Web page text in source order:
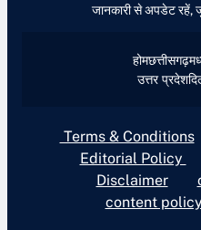
जानकारी से अपडेट
होमछत्तीसगढ़
उत्तर प्रदेश
Terms & Conditions
Editorial Policy
Disclaimer
content policy